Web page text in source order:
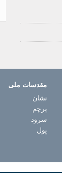
مقدسات ملی
نشان
پرچم
سرود
پول